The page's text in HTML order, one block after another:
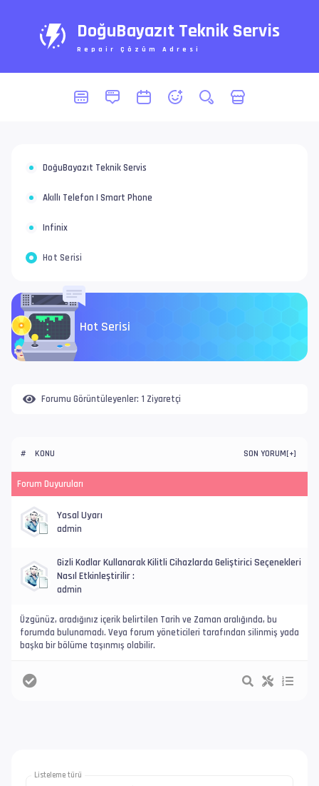
DoğuBayazıt Teknik Servis
Repair Çözüm Adresi
DoğuBayazıt Teknik Servis
Akıllı Telefon | Smart Phone
Infinix
Hot Serisi
Hot Serisi
Forumu Görüntüleyenler: 1 Ziyaretçi
# KONU SON YORUM[+]
Forum Duyuruları
Yasal Uyarı
admin
Gizli Kodlar Kullanarak Kilitli Cihazlarda Geliştirici Seçenekleri
Nasıl Etkinleştirilir :
admin
Üzgünüz, aradığınız içerik belirtilen Tarih ve Zaman aralığında, bu
forumda bulunamadı. Veya forum yöneticileri tarafından silinmiş yada
başka bir bölüme taşınmış olabilir.
Listeleme türü